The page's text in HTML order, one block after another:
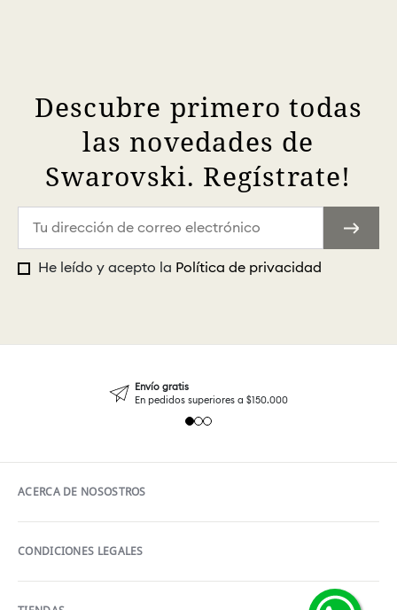
Descubre primero todas
las novedades de
Swarovski. Regístrate!
He leído y acepto la Política de privacidad
Envío gratis
En pedidos superiores a $150.000
ACERCA DE NOSOSTROS
CONDICIONES LEGALES